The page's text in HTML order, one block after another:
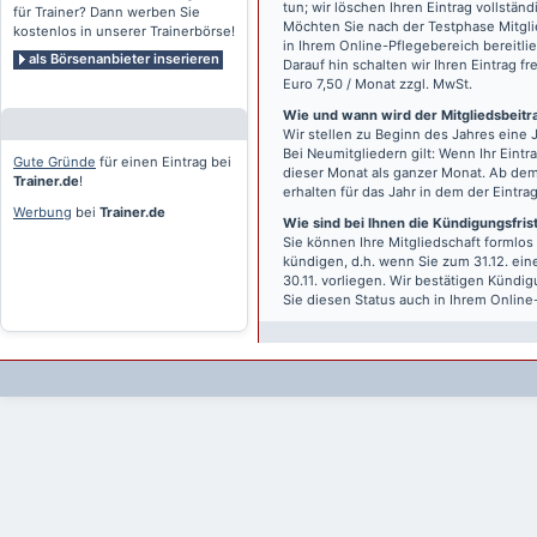
für Trainer? Dann werben Sie
kostenlos in unserer Trainerbörse!
als Börsenanbieter inserieren
Gute Gründe für einen Eintrag bei
Trainer.de!
Werbung bei Trainer.de
tun; wir löschen Ihren Eintrag
Möchten Sie nach der Testphase
in Ihrem Online-Pflegebereich
Darauf hin schalten wir Ihren Eintrag
Euro 7,50 / Monat zzgl. MwSt.
Wie und wann wird der
Wir stellen zu Beginn des Jahres eine
Bei Neumitgliedern gilt: Wenn Ihr
dieser Monat als ganzer Monat. Ab
erhalten für das Jahr in dem der
Wie sind bei Ihnen die
Sie können Ihre Mitgliedschaft
kündigen, d.h. wenn Sie zum 31.12.
30.11. vorliegen. Wir bestätigen
Sie diesen Status auch in Ihrem